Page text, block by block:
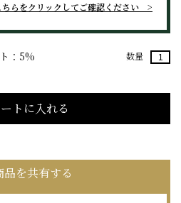
らをクリックしてご確認ください
：5% 数量
トに入れる
品を共有する